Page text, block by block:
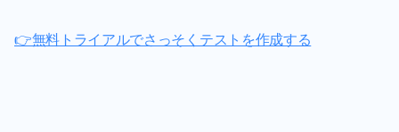
👉無料トライアルでさっそくテストを作成する